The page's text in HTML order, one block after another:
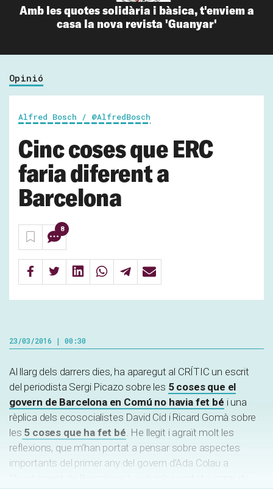
Amb les quotes solidària i bàsica, t'enviem a
casa la nova revista 'Guanyar'
Opinió
Alfred Bosch / @AlfredBosch
Cinc coses que ERC
faria diferent a
Barcelona
8
23/03/2016 | 00:30
Al llarg dels darrers dies, ha aparegut al CRÍTIC un escrit
del periodista Sergi Picazo sobre les 5 coses que el
govern de Barcelona en Comú no havia fet bé i una
rèplica dels ecosocialistes David Cid i Ricard Gomà sobre
les 5 coses que ha fet bé. He llegit i agraït molt les
reflexions, que m’han portat a pensar sobre aspectes
importants del primer any del govern d’Ada Colau a